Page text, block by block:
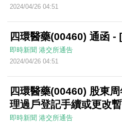
2024/04/26 04:51
四環醫藥(00460) 通函 -
即時新聞 港交所通告
2024/04/26 04:51
四環醫藥(00460) 股東
理過戶登記手續或更改
即時新聞 港交所通告